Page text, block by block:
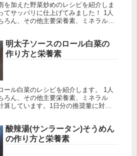
を加えた野菜炒めのレシピを紹介しま
てサッパリに仕上げてみました！ 1人
ろん、その他主要栄養素、ミネラル
明太子ソースのロール白菜の
作り方と栄養素
ル白菜のレシピを紹介します。 1人
ろん、その他主要栄養素、ミネラル
しています。1日分の推奨量に対す
酸辣湯(サンラータン)そうめん
の作り方と栄養素